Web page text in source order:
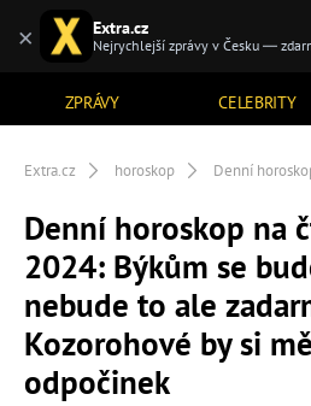
ZPRÁVY CELEBRITY
Extra.cz horoskop Denní
Denní horoskop na
2024: Býkům se
nebude to ale
Kozorohové by si
odpočinek
× Extra.cz
Nejrychlejší zprávy v Česku —